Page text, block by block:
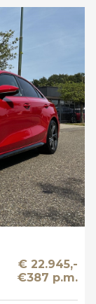
€ 22.945,-
€387 p.m.